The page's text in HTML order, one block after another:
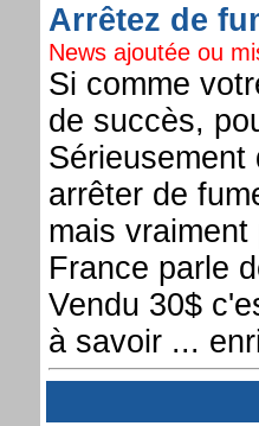
Arrêtez de
News ajoutée ou
Si comme
de succès,
Sérieusement
arrêter de
mais
France parle
Vendu 30$
à savoir ...